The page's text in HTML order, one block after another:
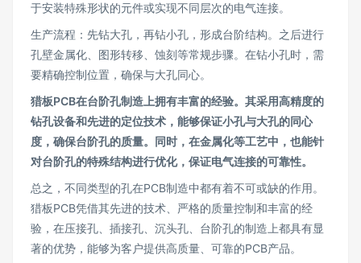
于安装特殊形状的元件或实现不同层次的电气连接。
生产流程：先钻大孔，再钻小孔，形成台阶结构。之后进行
孔壁金属化、图形转移、蚀刻等常规步骤。在钻小孔时，需
要精确控制位置，确保与大孔同心。
猎板PCB在台阶孔制造上拥有丰富的经验。其采用高精度的
钻孔设备和先进的定位技术，能够保证小孔与大孔的同心
度，确保台阶孔的质量。同时，在金属化等工艺中，也能针
对台阶孔的特殊结构进行优化，保证电气连接的可靠性。
总之，不同类型的孔在PCB制造中都有着不可或缺的作用。
猎板PCB凭借其先进的技术、严格的质量控制和丰富的经
验，在压接孔、插接孔、沉头孔、台阶孔的制造上都具有显
著的优势，能够为客户提供高质量、可靠的PCB产品。